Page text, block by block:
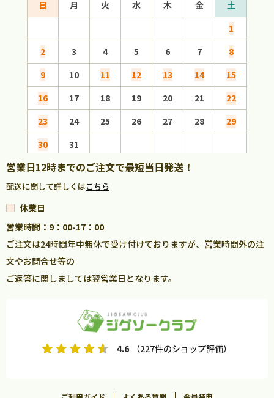
日 月 火 水 木 金
土
1
2
3 4 5 6 7
8
9
10 11 12 13 14
15
16
17 18 19 20 21
22
23
24 25 26 27 28
29
30
31
営業日12時までのご注文で最短当日発送！
配送に関して詳しくはこちら
休業日
営業時間：9：00-17：00
ご注文は24時間年中無休で受け付けておりますが、営業時間外の注
文やお問合せ等の
ご返答に関しましては翌営業日となります。
4.6 （227件のショップ評価）